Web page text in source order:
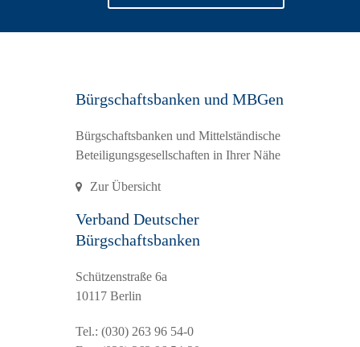
Bürgschaftsbanken und MBGen
Bürgschaftsbanken und Mittelständische
Beteiligungsgesellschaften in Ihrer Nähe
Zur Übersicht
Verband Deutscher
Bürgschaftsbanken
Schützenstraße 6a
10117 Berlin
Tel.: (030) 263 96 54-0